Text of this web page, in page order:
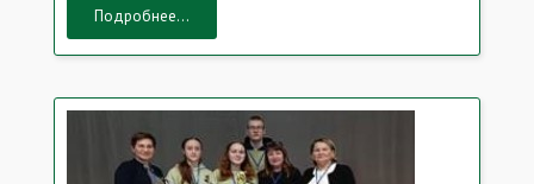
Подробнее...